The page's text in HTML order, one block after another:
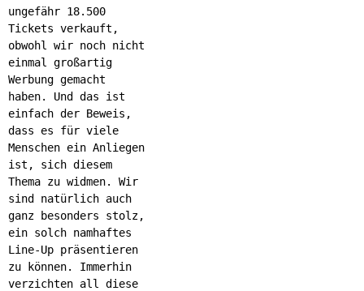
ungefähr 18.500
Tickets verkauft,
obwohl wir noch nicht
einmal großartig
Werbung gemacht
haben. Und das ist
einfach der Beweis,
dass es für viele
Menschen ein Anliegen
ist, sich diesem
Thema zu widmen. Wir
sind natürlich auch
ganz besonders stolz,
ein solch namhaftes
Line-Up präsentieren
zu können. Immerhin
verzichten all diese